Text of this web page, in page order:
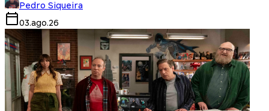
Pedro Siqueira
03.ago.26